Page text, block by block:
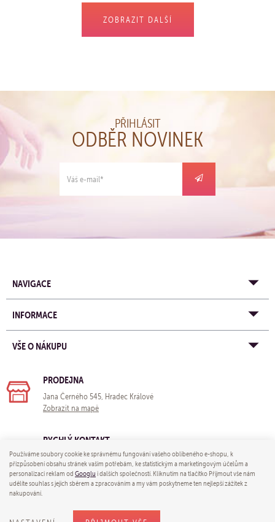
ZOBRAZIT DALŠÍ
PŘIHLÁSIT
ODBĚR NOVINEK
NAVIGACE
INFORMACE
VŠE O NÁKUPU
PRODEJNA
Jana Černého 545, Hradec Králové
Zobrazit na mapě
RYCHLÝ KONTAKT
e-mail:obchod@yogastore.cz
tel: +420 703 680 005
© 2026 Yoga store - e-mail:obchod@yogastore.cz
Používáme soubory cookie ke správnému fungování vašeho oblíbeného e-shopu, k
přizpůsobení obsahu stránek vašim potřebám, ke statistickým a marketingovým účelům a
personalizaci reklam odGooglui dalších společností. Kliknutím na tlačítko Přijmout vše nám
udělíte souhlas s jejich sběrem a zpracováním a my vám poskytneme ten nejlepší zážitek z
nakupování.